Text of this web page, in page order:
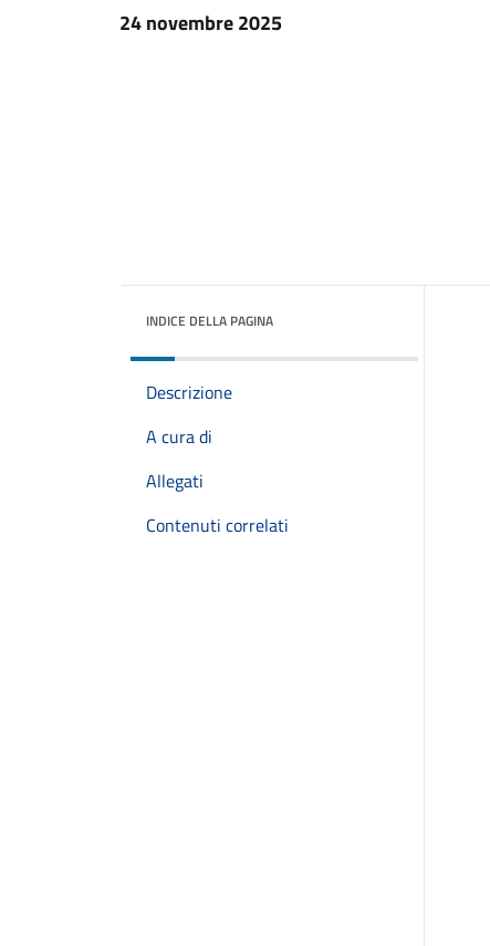
24 novembre 2025
INDICE DELLA PAGINA
Descrizione
A cura di
Allegati
Contenuti correlati